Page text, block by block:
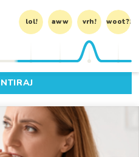
lol! aww vrh! woot?!